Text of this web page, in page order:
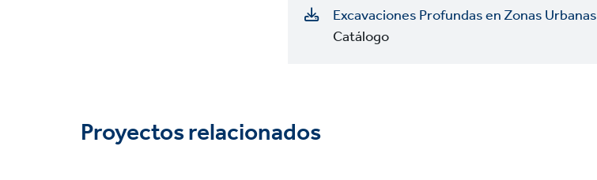
Excavaciones Profundas en Zonas Urbanas
Catálogo
Proyectos relacionados